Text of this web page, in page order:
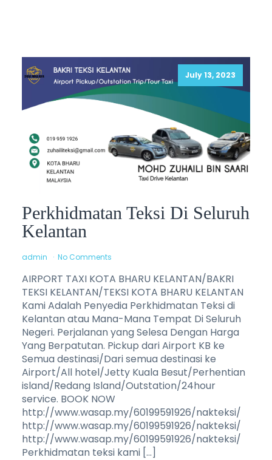
July 13, 2023
Perkhidmatan Teksi Di Seluruh
Kelantan
admin No Comments
AIRPORT TAXI KOTA BHARU KELANTAN/BAKRI
TEKSI KELANTAN/TEKSI KOTA BHARU KELANTAN
Kami Adalah Penyedia Perkhidmatan Teksi di
Kelantan atau Mana-Mana Tempat Di Seluruh
Negeri. Perjalanan yang Selesa Dengan Harga
Yang Berpatutan. Pickup dari Airport KB ke
Semua destinasi/Dari semua destinasi ke
Airport/All hotel/Jetty Kuala Besut/Perhentian
island/Redang Island/Outstation/24hour
service. BOOK NOW
http://www.wasap.my/60199591926/nakteksi/
http://www.wasap.my/60199591926/nakteksi/
http://www.wasap.my/60199591926/nakteksi/
Perkhidmatan teksi kami […]